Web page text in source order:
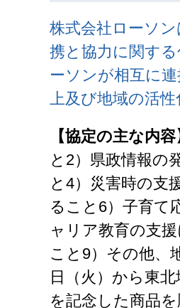
株式会社ローソ
携と協力に関す
ーソンが相互に
上及び地域の活
【協定の主な内容
と2）県政情報の
と4）災害時の支
ること6）子育て
ャリア教育の支
こと9）その他、
日（火）から東
を記念した商品